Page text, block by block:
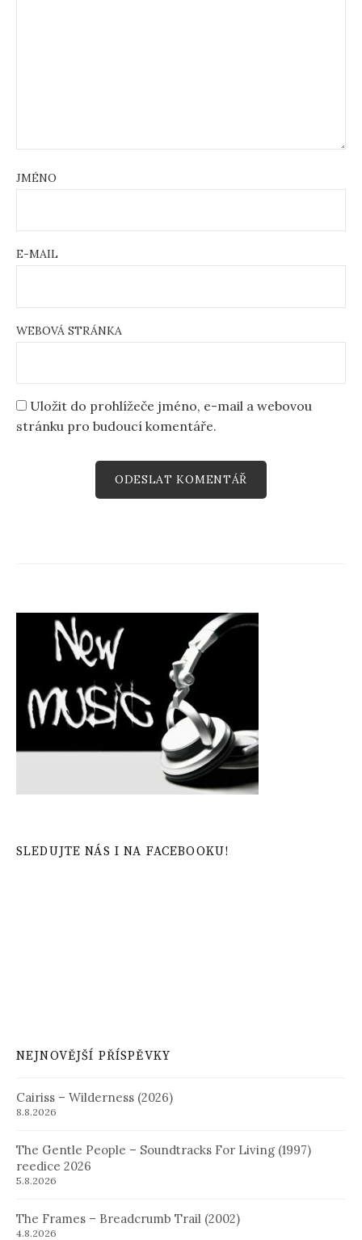
JMÉNO
E-MAIL
WEBOVÁ STRÁNKA
Uložit do prohlížeče jméno, e-mail a webovou
stránku pro budoucí komentáře.
SLEDUJTE NÁS I NA FACEBOOKU!
NEJNOVĚJŠÍ PŘÍSPĚVKY
Cairiss – Wilderness (2026)
8.8.2026
The Gentle People – Soundtracks For Living (1997)
reedice 2026
5.8.2026
The Frames – Breadcrumb Trail (2002)
4.8.2026